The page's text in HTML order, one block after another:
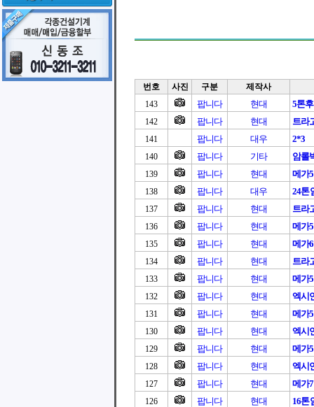
번호 사진 구분
제작사
143
팝니다 현대 5톤
142 팝니다 현대 트라
141 팝니다 대우 2*3
140 팝니다 기타 암롤
139 팝니다 현대 메가
138 팝니다 대우 24톤
137 팝니다 현대 트라
136 팝니다 현대 메가
135 팝니다 현대 메가
134 팝니다 현대 트라
133 팝니다 현대 메가
132 팝니다 현대 엑시
131 팝니다 현대 메가
130 팝니다 현대 엑시
129 팝니다 현대 메가
128 팝니다 현대 엑시
127 팝니다 현대 메가
126 팝니다 현대 16톤